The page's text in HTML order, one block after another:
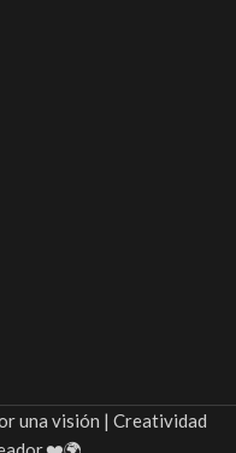
una visión | Creatividad